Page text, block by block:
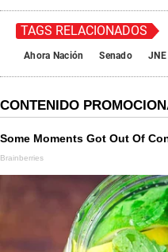
TAGS RELACIONADOS
Ahora Nación Senado JNE